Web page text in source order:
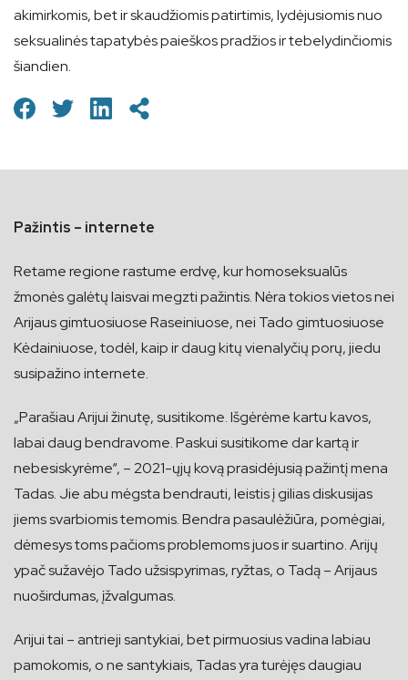
akimirkomis, bet ir skaudžiomis patirtimis, lydėjusiomis nuo
seksualinės tapatybės paieškos pradžios ir tebelydinčiomis
šiandien.
Pažintis – internete
Retame regione rastume erdvę, kur homoseksualūs
žmonės galėtų laisvai megzti pažintis. Nėra tokios vietos nei
Arijaus gimtuosiuose Raseiniuose, nei Tado gimtuosiuose
Kėdainiuose, todėl, kaip ir daug kitų vienalyčių porų, jiedu
susipažino internete.
„Parašiau Arijui žinutę, susitikome. Išgėrėme kartu kavos,
labai daug bendravome. Paskui susitikome dar kartą ir
nebesiskyrėme“, – 2021-ųjų kovą prasidėjusią pažintį mena
Tadas. Jie abu mėgsta bendrauti, leistis į gilias diskusijas
jiems svarbiomis temomis. Bendra pasaulėžiūra, pomėgiai,
dėmesys toms pačioms problemoms juos ir suartino. Arijų
ypač sužavėjo Tado užsispyrimas, ryžtas, o Tadą – Arijaus
nuoširdumas, įžvalgumas.
Arijui tai – antrieji santykiai, bet pirmuosius vadina labiau
pamokomis, o ne santykiais, Tadas yra turėjęs daugiau